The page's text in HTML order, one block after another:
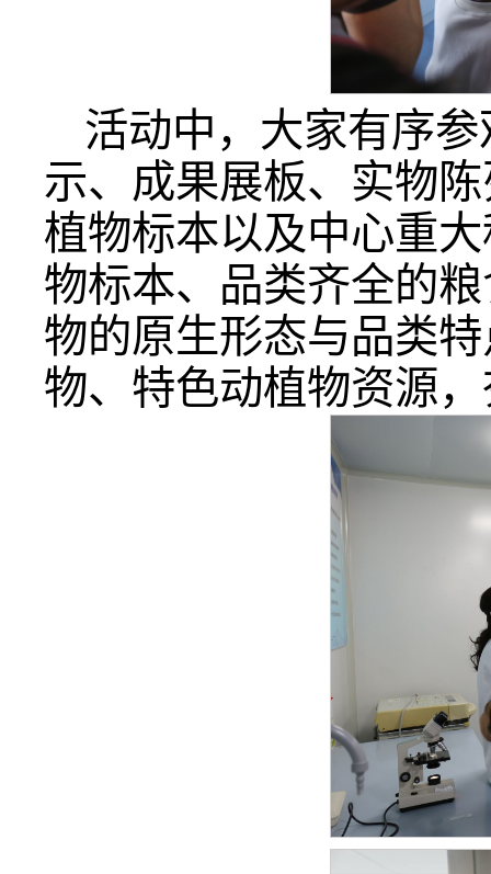
活动中，大家有序
示、成果展板、实物
植物标本以及中心重
物标本、品类齐全的
物的原生形态与品类
物、特色动植物资源